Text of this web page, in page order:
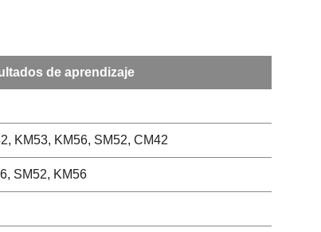
de aprendizaje
KM53, KM56, SM52, CM42
SM52, KM56